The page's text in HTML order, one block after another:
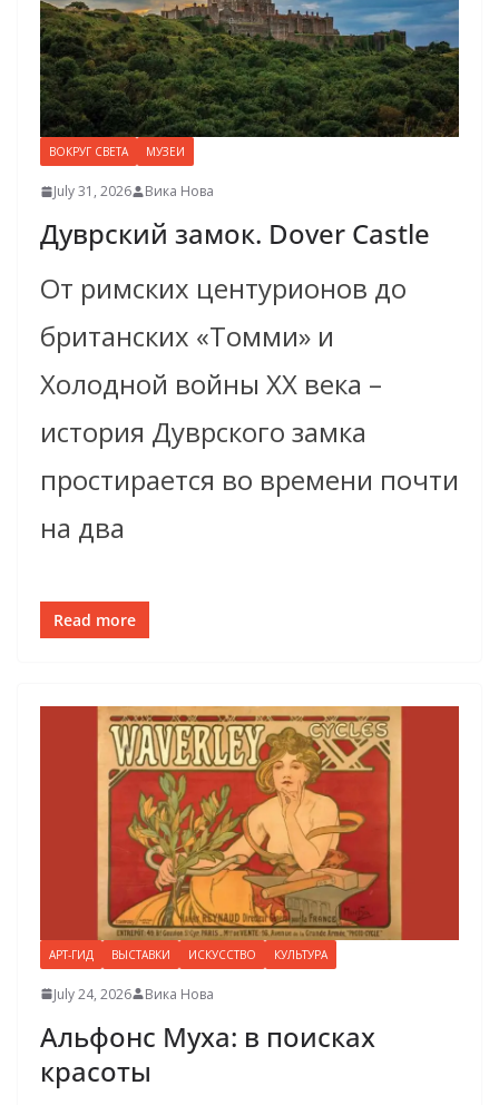
ВОКРУГ СВЕТА МУЗЕИ
July 31, 2026 Вика Нова
Дуврский замок. Dover Castle
От римских центурионов до
британских «Томми» и
Холодной войны XX века –
история Дуврского замка
простирается во времени почти
на два
Read more
АРТ-ГИД ВЫСТАВКИ ИСКУССТВО КУЛЬТУРА
July 24, 2026 Вика Нова
Альфонс Муха: в поисках
красоты